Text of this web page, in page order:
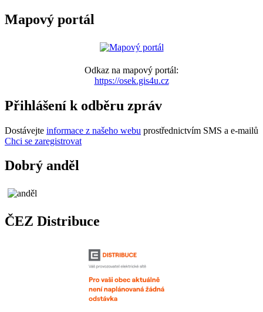
Mapový portál
Odkaz na mapový portál:
https://osek.gis4u.cz
Přihlášení k odběru zpráv
Dostávejte informace z našeho webu prostřednictvím SMS a e-mailů
Chci se zaregistrovat
Dobrý anděl
ČEZ Distribuce